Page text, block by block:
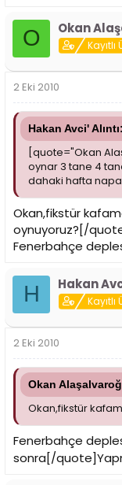
O Okan
Kayıtlı
2 Eki 2010
Hakan Avci' Alıntı:
[quote="Okan
oynar 3 tane 4
dahaki hafta
Okan,fikstür
oynuyoruz?[/
Fenerbahçe
H Hakan
Kayıtlı
2 Eki 2010
Okan
Okan,fikstür
Fenerbahçe
sonra[/